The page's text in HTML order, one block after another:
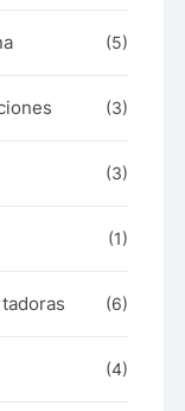
(5)
(3)
(3)
(1)
(6)
(4)